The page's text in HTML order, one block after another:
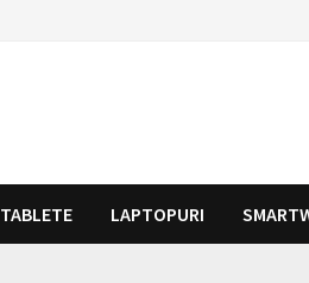
TABLETE LAPTOPURI